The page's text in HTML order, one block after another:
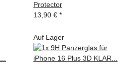
Protector
13,90 € *
Auf Lager